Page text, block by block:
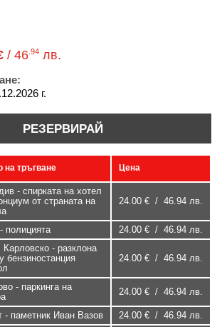
/ 46 .94 лв.
г.
РЕЗЕРВИРАЙ
на тръгване Цена
- спирката на хотел
от страната на
24.00 € / 46.94 лв.
полицията 24.00 € / 46.94 лв.
Карловско - разклона
бензиностанция
24.00 € / 46.94 лв.
- паркинга на
24.00 € / 46.94 лв.
- паметник Иван Вазов
24.00 € / 46.94 лв.